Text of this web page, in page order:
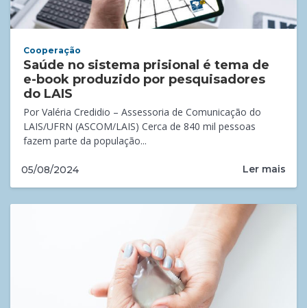
Cooperação
Saúde no sistema prisional é tema de
e-book produzido por pesquisadores
do LAIS
Por Valéria Credidio – Assessoria de Comunicação do
LAIS/UFRN (ASCOM/LAIS) Cerca de 840 mil pessoas
fazem parte da população...
05/08/2024 Ler mais